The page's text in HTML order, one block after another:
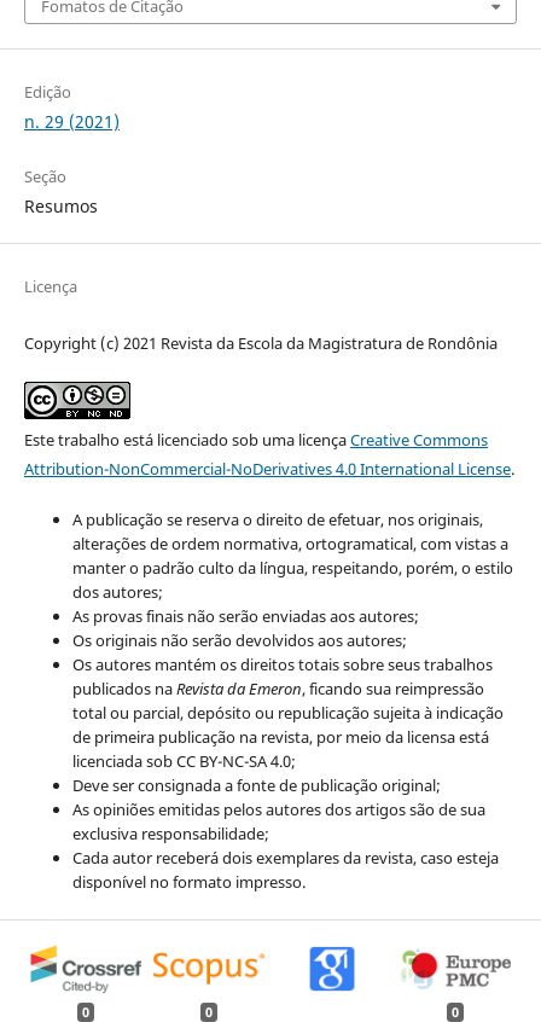
Fomatos de Citação
Edição
n. 29 (2021)
Seção
Resumos
Licença
Copyright (c) 2021 Revista da Escola da Magistratura de Rondônia
Este trabalho está licenciado sob uma licençaCreative Commons
Attribution-NonCommercial-NoDerivatives 4.0 International License.
A publicação se reserva o direito de efetuar, nos originais,
alterações de ordem normativa, ortogramatical, com vistas a
manter o padrão culto da língua, respeitando, porém, o estilo
dos autores;
As provas finais não serão enviadas aos autores;
Os originais não serão devolvidos aos autores;
Os autores mantém os direitos totais sobre seus trabalhos
publicados naRevista da Emeron, ficando sua reimpressão
total ou parcial, depósito ou republicação sujeita à indicação
de primeira publicação na revista, por meio da licensa está
licenciada sob CC BY-NC-SA 4.0;
Deve ser consignada a fonte de publicação original;
As opiniões emitidas pelos autores dos artigos são de sua
exclusiva responsabilidade;
Cada autor receberá dois exemplares da revista, caso esteja
disponível no formato impresso.
0 0 0